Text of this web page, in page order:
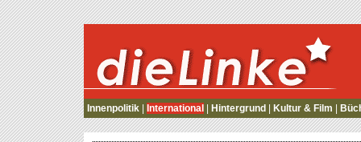
die Linke
Innenpolitik International Hintergrund Kultur & Film